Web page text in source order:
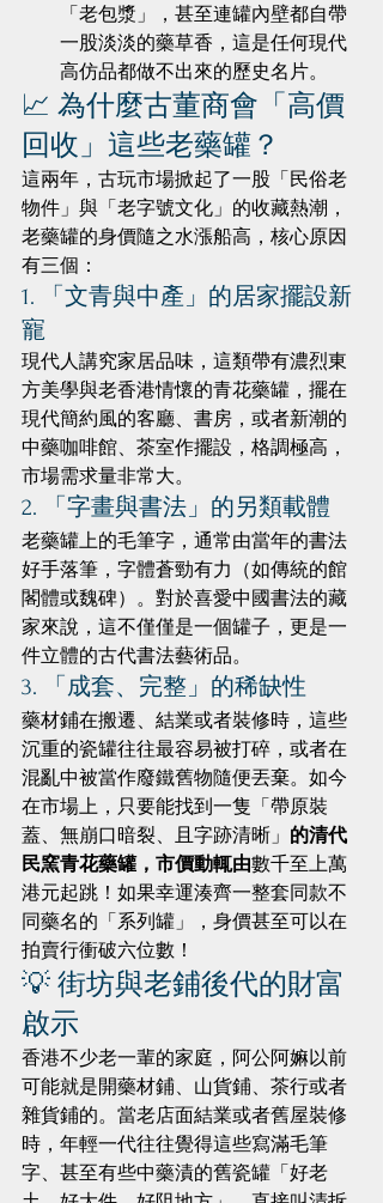
「老包漿」，甚至連罐內壁都自帶
一股淡淡的藥草香，這是任何現代
高仿品都做不出來的歷史名片。
📈 為什麼古董商會「高價
回收」這些老藥罐？
這兩年，古玩市場掀起了一股「民俗老
物件」與「老字號文化」的收藏熱潮，
老藥罐的身價隨之水漲船高，核心原因
有三個：
1. 「文青與中產」的居家擺設新
寵
現代人講究家居品味，這類帶有濃烈東
方美學與老香港情懷的青花藥罐，擺在
現代簡約風的客廳、書房，或者新潮的
中藥咖啡館、茶室作擺設，格調極高，
市場需求量非常大。
2. 「字畫與書法」的另類載體
老藥罐上的毛筆字，通常由當年的書法
好手落筆，字體蒼勁有力（如傳統的館
閣體或魏碑）。對於喜愛中國書法的藏
家來說，這不僅僅是一個罐子，更是一
件立體的古代書法藝術品。
3. 「成套、完整」的稀缺性
藥材鋪在搬遷、結業或者裝修時，這些
沉重的瓷罐往往最容易被打碎，或者在
混亂中被當作廢鐵舊物隨便丟棄。如今
在市場上，只要能找到一隻「帶原裝
蓋、無崩口暗裂、且字跡清晰」 的清代
民窯青花藥罐，市價動輒由數千至上萬
港元起跳！如果幸運湊齊一整套同款不
同藥名的「系列罐」，身價甚至可以在
拍賣行衝破六位數！
💡 街坊與老鋪後代的財富
啟示
香港不少老一輩的家庭，阿公阿嫲以前
可能就是開藥材鋪、山貨鋪、茶行或者
雜貨鋪的。當老店面結業或者舊屋裝修
時，年輕一代往往覺得這些寫滿毛筆
字、甚至有些中藥漬的舊瓷罐「好老